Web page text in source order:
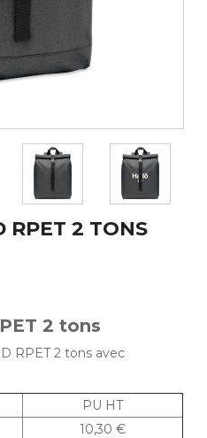
RPET 2 TONS
2 tons
RPET 2 tons avec
PU HT
10,30 €